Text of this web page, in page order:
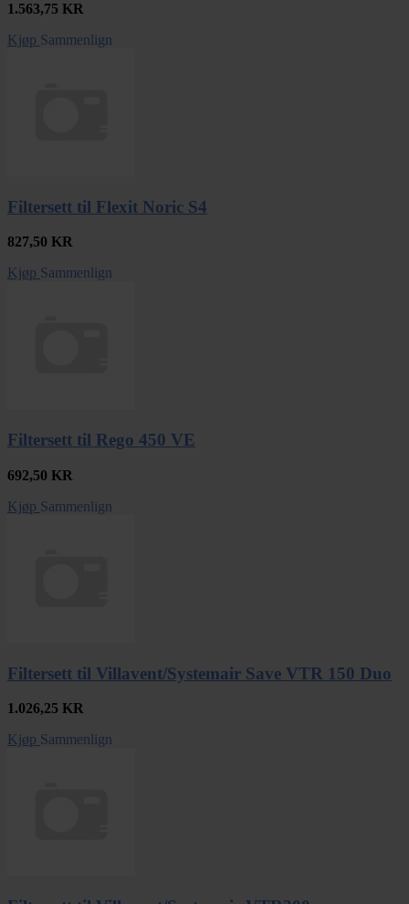
1.563,75 KR
Kjøp Sammenlign
Filtersett til Flexit Noric S4
827,50 KR
Kjøp Sammenlign
Filtersett til Rego 450 VE
692,50 KR
Kjøp Sammenlign
Filtersett til Villavent/Systemair Save VTR 150 Duo
1.026,25 KR
Kjøp Sammenlign